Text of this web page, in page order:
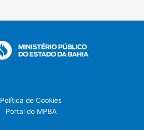
Política de Cookies
Portal do MPBA